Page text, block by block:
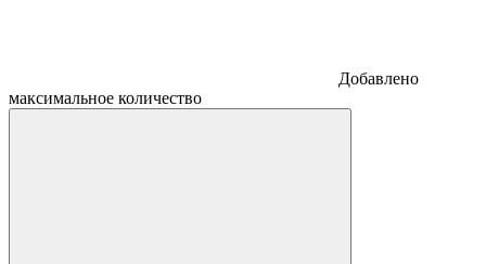
Добавлено
максимальное количество